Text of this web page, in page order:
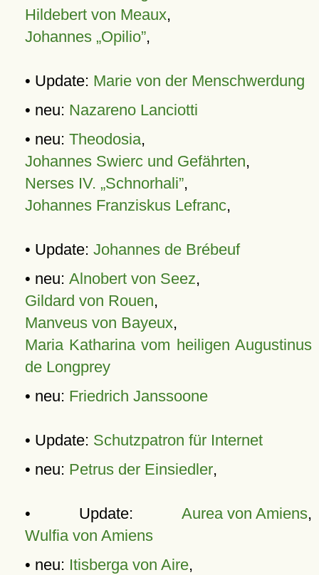
Hildebert von Meaux,
Johannes „Opilio”,
• Update: Marie von der Menschwerdung
• neu: Nazareno Lanciotti
• neu: Theodosia,
Johannes Swierc und Gefährten,
Nerses IV. „Schnorhali”,
Johannes Franziskus Lefranc,
• Update: Johannes de Brébeuf
• neu: Alnobert von Seez,
Gildard von Rouen,
Manveus von Bayeux,
Maria Katharina vom heiligen Augustinus
de Longprey
• neu: Friedrich Janssoone
• Update: Schutzpatron für Internet
• neu: Petrus der Einsiedler,
• Update: Aurea von Amiens,
Wulfia von Amiens
• neu: Itisberga von Aire,